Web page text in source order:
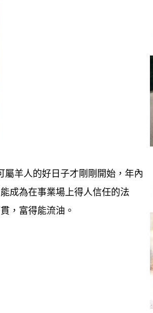
羊人的好日子才剛剛開始，年內
成為在事業場上得人信任的法
，富得能流油。